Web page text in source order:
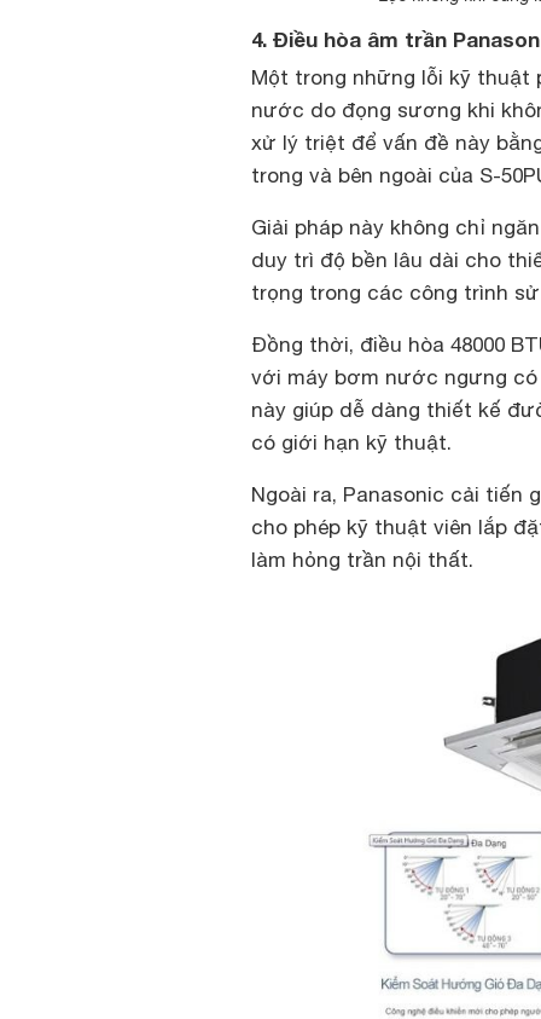
4. Điều hòa âm trần
Một trong những lỗi kỹ thuật
nước do đọng sương khi
xử lý triệt để vấn đề này
trong và bên ngoài của S-
Giải pháp này không chỉ
duy trì độ bền lâu dài cho
trọng trong các công trình
Đồng thời, điều hòa 48000
với máy bơm nước ngưng
này giúp dễ dàng thiết kế
có giới hạn kỹ thuật.
Ngoài ra, Panasonic cải tiến
cho phép kỹ thuật viên lắp
làm hỏng trần nội thất.